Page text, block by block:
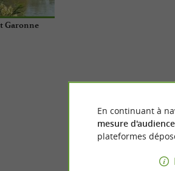
Garonne
En continuant à
mesure d'audience
plateformes